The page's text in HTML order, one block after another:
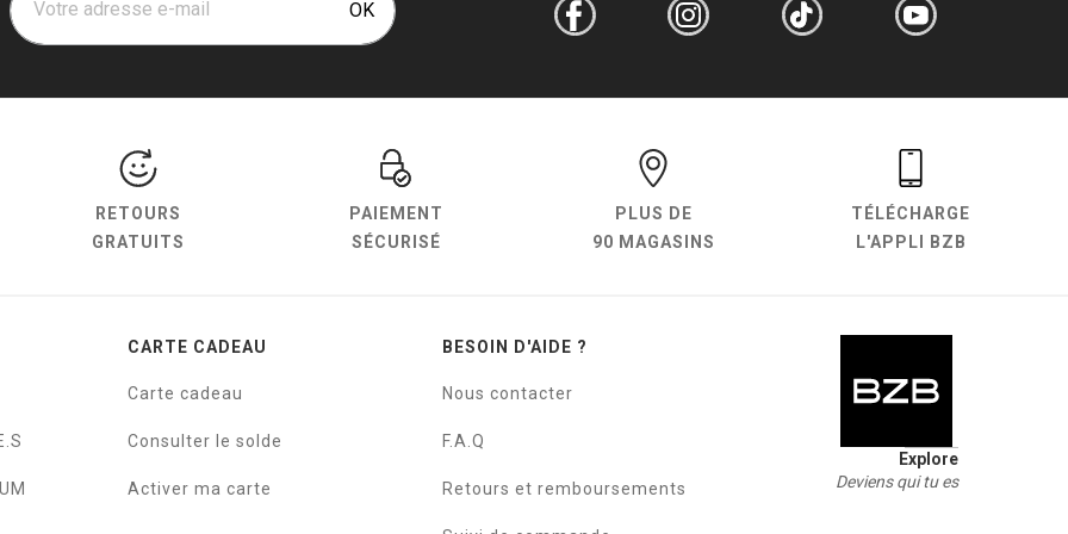
Votre adresse e-mail OK
RETOURS
GRATUITS
PAIEMENT
SÉCURISÉ
PLUS DE
90 MAGASINS
TÉLÉCHARGE
L'APPLI BZB
CARTE CADEAU
Carte cadeau
Consulter le solde
Activer ma carte
BESOIN D'AIDE ?
Nous contacter
F.A.Q
Retours et remboursements
Explore
Deviens qui tu es